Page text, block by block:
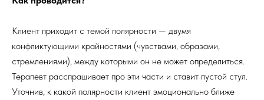
Клиент приходит с темой полярности — двумя
конфликтующими крайностями (чувствами, образами,
стремлениями), между которыми он не может определиться.
Терапевт расспрашивает про эти части и ставит пустой стул.
Уточнив, к какой полярности клиент эмоционально ближе